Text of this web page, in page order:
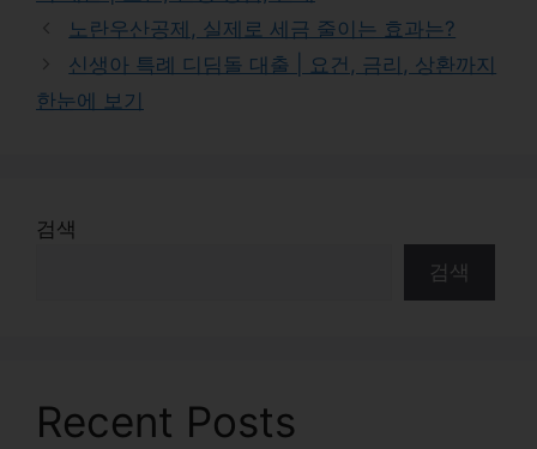
노란우산공제, 실제로 세금 줄이는 효과는?
신생아 특례 디딤돌 대출 | 요건, 금리, 상환까지
한눈에 보기
검색
검색
Recent Posts